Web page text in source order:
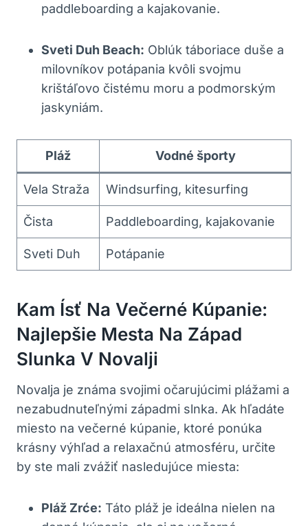
paddleboarding a kajakovanie.
Sveti Duh Beach: Oblúk táboriace duše a
milovníkov potápania kvôli svojmu
krištáľovo čistému moru a podmorským
jaskyniám.
Pláž Vodné športy
Vela Straža Windsurfing, kitesurfing
Čista Paddleboarding, kajakovanie
Sveti Duh Potápanie
Kam Ísť Na Večerné Kúpanie:
Najlepšie Mesta Na Západ
Slunka V Novalji
Novalja je známa svojimi očarujúcimi plážami a
nezabudnuteľnými západmi slnka. Ak hľadáte
miesto na večerné kúpanie, ktoré ponúka
krásny výhľad a relaxačnú atmosféru, určite
by ste mali zvážiť nasledujúce miesta:
Pláž Zrće: Táto pláž je ideálna nielen na